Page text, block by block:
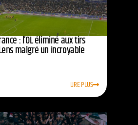
: l’OL éliminé aux tirs
malgré un incroyable
LIRE PLUS